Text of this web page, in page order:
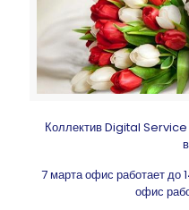
Коллектив Digital Service
7 марта офис работает до
офис